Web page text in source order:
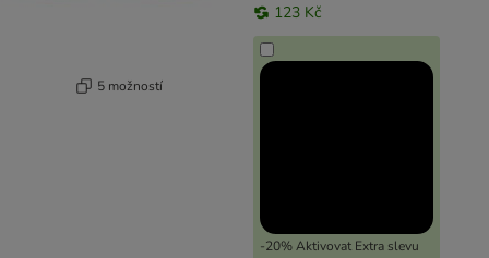
5 možností
123 Kč
-20% Aktivovat Extra slevu